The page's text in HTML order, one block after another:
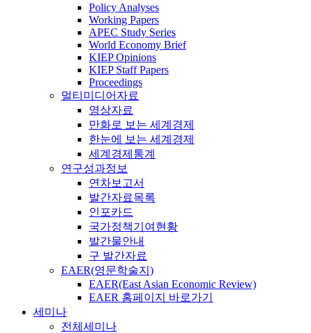
Policy Analyses
Working Papers
APEC Study Series
World Economy Brief
KIEP Opinions
KIEP Staff Papers
Proceedings
멀티미디어자료
영상자료
만화로 보는 세계경제
한눈에 보는 세계경제
세계경제통계
연구성과정보
연차보고서
발간자료목록
인포카드
국가정책기여현황
발간물안내
구 발간자료
EAER(영문학술지)
EAER(East Asian Economic Review)
EAER 홈페이지 바로가기
세미나
전체세미나